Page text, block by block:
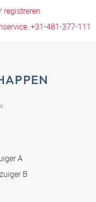
registreren
+31-481-377-111
A
B